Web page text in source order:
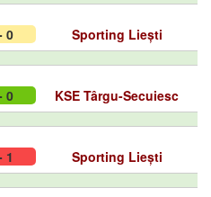
0 Sporting Liești
0 KSE Târgu-Secuiesc
1 Sporting Liești